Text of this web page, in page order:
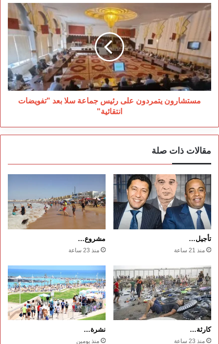
مستشارون
يتمردون
على
رئيس
جماعة
سلا
بعد
"تفويضات
انتقائية"
مستشارون يتمردون على رئيس جماعة سلا بعد "تفويضات
انتقائية"
مقالات ذات صلة
تأجيل…
منذ 21 ساعة
مشروع…
منذ 23 ساعة
كارثة…
منذ 23 ساعة
نشرة…
منذ يومين